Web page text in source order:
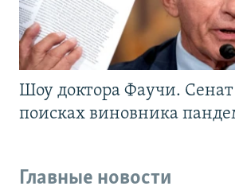
Шоу доктора Фаучи.
поисках виновника
Главные новости